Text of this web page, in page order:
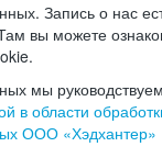
Запись о нас
вы можете
мы
в области
ООО «Хэдхантер»